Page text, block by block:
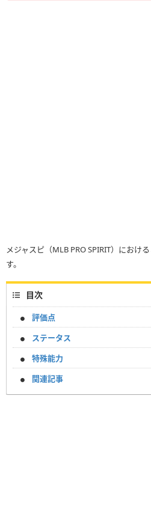
メジャスピ（MLB PRO SPIRIT）におけ
す。
目次
評価点
ステータス
特殊能力
関連記事